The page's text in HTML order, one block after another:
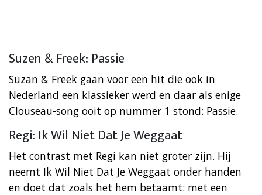
Suzen & Freek: Passie
Suzan & Freek gaan voor een hit die ook in
Nederland een klassieker werd en daar als enige
Clouseau-song ooit op nummer 1 stond: Passie.
Regi: Ik Wil Niet Dat Je Weggaat
Het contrast met Regi kan niet groter zijn. Hij
neemt Ik Wil Niet Dat Je Weggaat onder handen
en doet dat zoals het hem betaamt: met een